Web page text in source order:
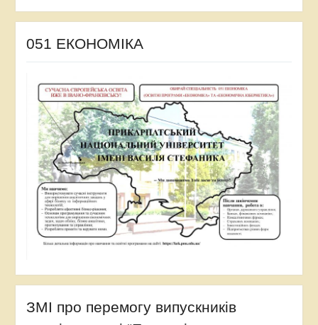
051 ЕКОНОМІКА
ЗМІ про перемогу випускників